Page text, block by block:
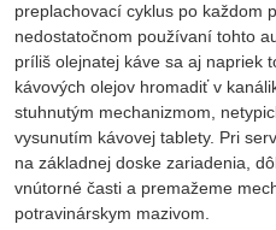
preplachovací cyklus po každom
nedostatočnom používaní tohto
príliš olejnatej káve sa aj napriek
kávových olejov hromadiť v
stuhnutým mechanizmom,
vysunutím kávovej tablety. Pri
na základnej doske zariadenia,
vnútorné časti a premažeme
potravinárskym mazivom.